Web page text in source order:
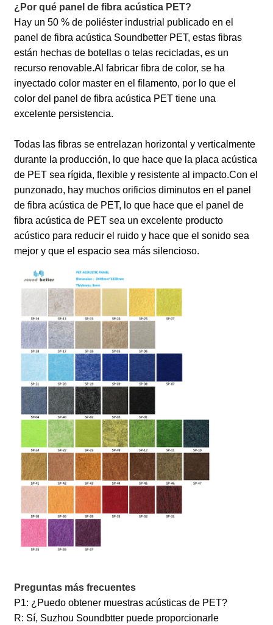
¿Por qué panel de fibra acústica PET?
Hay un 50 % de poliéster industrial publicado en el
panel de fibra acústica Soundbetter PET, estas fibras
están hechas de botellas o telas recicladas, es un
recurso renovable.Al fabricar fibra de color, se ha
inyectado color master en el filamento, por lo que el
color del panel de fibra acústica PET tiene una
excelente persistencia.
Todas las fibras se entrelazan horizontal y verticalmente
durante la producción, lo que hace que la placa acústica
de PET sea rígida, flexible y resistente al impacto.Con el
punzonado, hay muchos orificios diminutos en el panel
de fibra acústica de PET, lo que hace que el panel de
fibra acústica de PET sea un excelente producto
acústico para reducir el ruido y hace que el sonido sea
mejor y que el espacio sea más silencioso.
Preguntas más frecuentes
P1: ¿Puedo obtener muestras acústicas de PET?
R: Sí, Suzhou Soundbtter puede proporcionarle